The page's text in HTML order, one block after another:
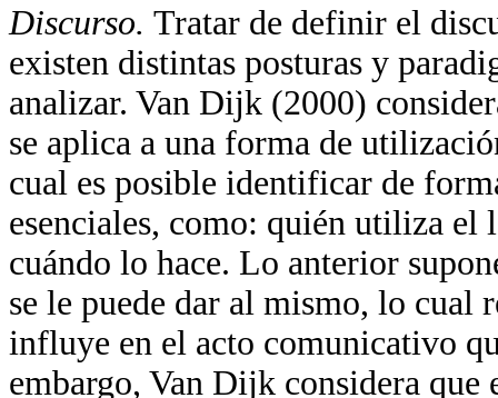
Discurso. Tratar de definir el
existen distintas posturas y
analizar. Van Dijk (2000)
se aplica a una forma de
cual es posible identificar de
esenciales, como: quién utiliza
cuándo lo hace. Lo anterior
se le puede dar al mismo, lo cual
influye en el acto comunicativo
embargo, Van Dijk considera que